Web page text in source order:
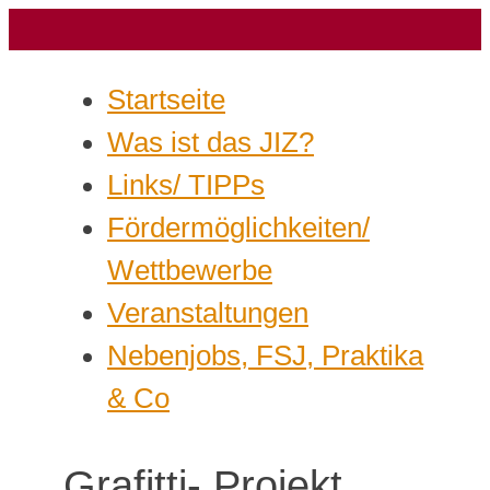
Startseite
Was ist das JIZ?
Links/ TIPPs
Fördermöglichkeiten/
Wettbewerbe
Veranstaltungen
Nebenjobs, FSJ, Praktika
& Co